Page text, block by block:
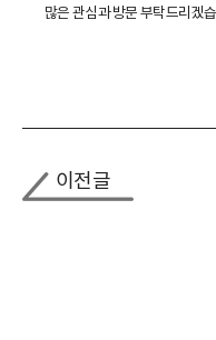
많은 관심과 방문 부탁드리겠
이전글